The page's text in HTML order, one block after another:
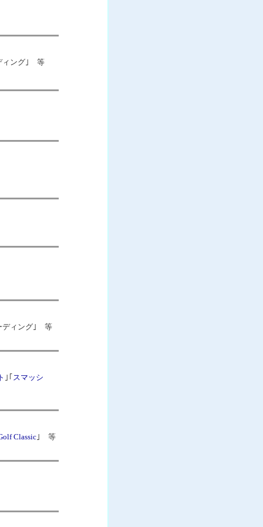
ィング｣ 等
ディング｣ 等
｣｢ スマッシ
Classic ｣ 等